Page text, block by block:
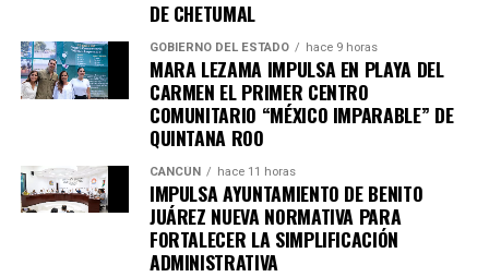
Recibe las noticias al instante
Únete al canal oficial de WhatsApp de
Quinto Podery recibe las noticias más
importantes de Quintana Roo directamente
en tu teléfono.
Unirme al canal de WhatsApp
DE CHETUMAL
GOBIERNO DEL ESTADO hace 9 horas
MARA LEZAMA IMPULSA EN PLAYA DEL
CARMEN EL PRIMER CENTRO
COMUNITARIO “MÉXICO IMPARABLE” DE
QUINTANA ROO
CANCÚN hace 11 horas
IMPULSA AYUNTAMIENTO DE BENITO
JUÁREZ NUEVA NORMATIVA PARA
FORTALECER LA SIMPLIFICACIÓN
ADMINISTRATIVA